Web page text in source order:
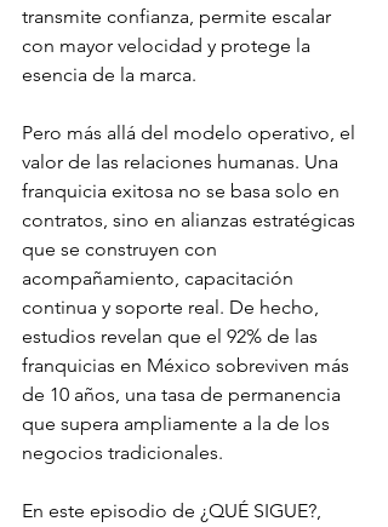
transmite confianza, permite escalar
con mayor velocidad y protege la
esencia de la marca.
Pero más allá del modelo operativo, el
valor de las relaciones humanas. Una
franquicia exitosa no se basa solo en
contratos, sino en alianzas estratégicas
que se construyen con
acompañamiento, capacitación
continua y soporte real. De hecho,
estudios revelan que el 92% de las
franquicias en México sobreviven más
de 10 años, una tasa de permanencia
que supera ampliamente a la de los
negocios tradicionales.
En este episodio de ¿QUÉ SIGUE?,